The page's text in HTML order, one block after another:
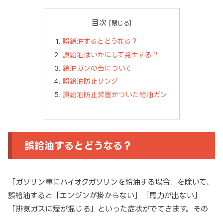
目次
誤給油するとどうなる？
誤給油はいかにして発生する？
給油ガンの色について
誤給油防止リング
誤給油防止装置がついた給油ガン
誤給油するとどうなる？
「ガソリン車にハイオクガソリンを給油する場合」を除いて、
誤給油すると「エンジンが掛からない」「馬力が出ない」
「排気ガスに煙が混じる」といった症状がでてきます。その